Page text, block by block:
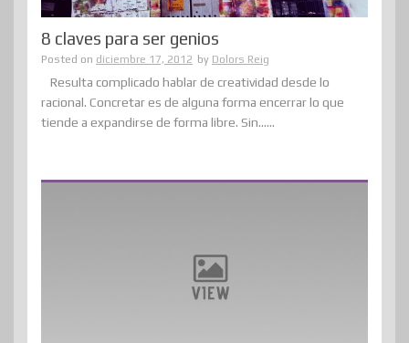
8 claves para ser genios
Posted on diciembre 17, 2012 by Dolors Reig
Resulta complicado hablar de creatividad desde lo
racional. Concretar es de alguna forma encerrar lo que
tiende a expandirse de forma libre. Sin......